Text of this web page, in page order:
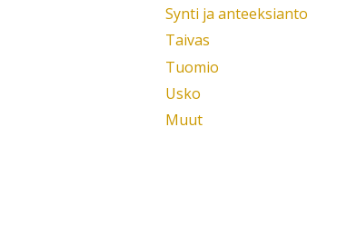
Synti ja anteeksianto
Taivas
Tuomio
Usko
Muut